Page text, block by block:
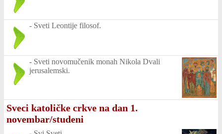
- Sveti Leontije filosof.
- Sveti novomučenik monah Nikola Dvali
jerusalemski.
Sveci katoličke crkve na dan 1.
novembar/studeni